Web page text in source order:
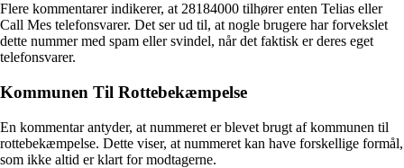
Flere kommentarer indikerer, at 28184000 tilhører enten Telias eller
Call Mes telefonsvarer. Det ser ud til, at nogle brugere har forvekslet
dette nummer med spam eller svindel, når det faktisk er deres eget
telefonsvarer.
Kommunen Til Rottebekæmpelse
En kommentar antyder, at nummeret er blevet brugt af kommunen til
rottebekæmpelse. Dette viser, at nummeret kan have forskellige formål,
som ikke altid er klart for modtagerne.